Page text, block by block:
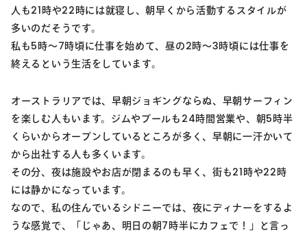
人も21時や22時には就寝し、朝早くから活動するスタイルが
多いのだそうです。
私も5時～7時頃に仕事を始めて、昼の2時～3時頃には仕事を
終えるという生活をしています。
オーストラリアでは、早朝ジョギングならぬ、早朝サーフィン
を楽しむ人もいます。ジムやプールも24時間営業や、朝5時半
くらいからオープンしているところが多く、早朝に一汗かいて
から出社する人も多くいます。
その分、夜は施設やお店が閉まるのも早く、街も21時や22時
には静かになっています。
なので、私の住んでいるシドニーでは、夜にディナーをするよ
うな感覚で、「じゃあ、明日の朝7時半にカフェで！」と言っ